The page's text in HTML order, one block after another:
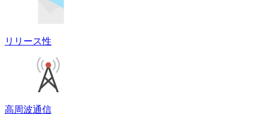
リリース性
高周波通信